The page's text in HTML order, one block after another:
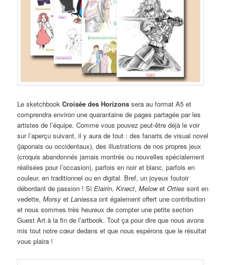
Le sketchbookCroisée des Horizons sera au format A5 et
comprendra environ une quarantaine de pages partagée par les
artistes de l’équipe. Comme vous pouvez peut-être déjà le voir
sur l’aperçu suivant, il y aura de tout : des fanarts de visual novel
(japonais ou occidentaux), des illustrations de nos propres jeux
(croquis abandonnés jamais montrés ou nouvelles spécialement
réalisées pour l’occasion), parfois en noir et blanc, parfois en
couleur, en traditionnel ou en digital. Bref, un joyeux foutoir
débordant de passion ! SiElairin,Kinect,MelowetOrties sont en
vedette,Morsy etLaniessa ont également offert une contribution
et nous sommes très heureux de compter une petite section
Guest Art à la fin de l’artbook. Tout ça pour dire que nous avons
mis tout notre cœur dedans et que nous espérons que le résultat
vous plaira !